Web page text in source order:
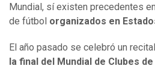
Mundial, sí existen precedentes
de fútbol organizados en
El año pasado se celebró un
la final del Mundial de Clubes de